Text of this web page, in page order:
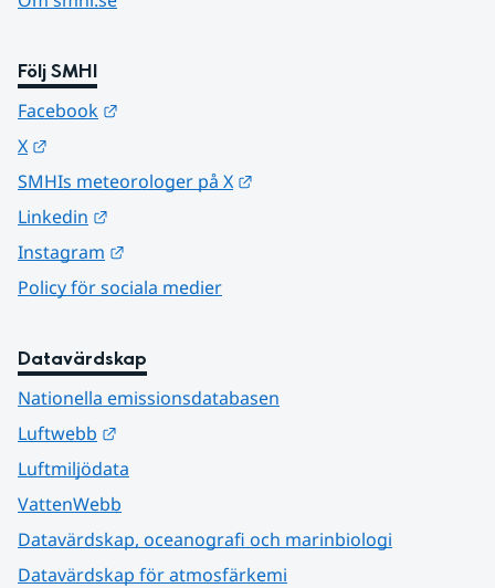
Följ SMHI
Facebook
X
SMHIs meteorologer på X
Linkedin
Instagram
Policy för sociala medier
Datavärdskap
Nationella emissionsdatabasen
Luftwebb
Luftmiljödata
VattenWebb
Datavärdskap, oceanografi och marinbiologi
Datavärdskap för atmosfärkemi